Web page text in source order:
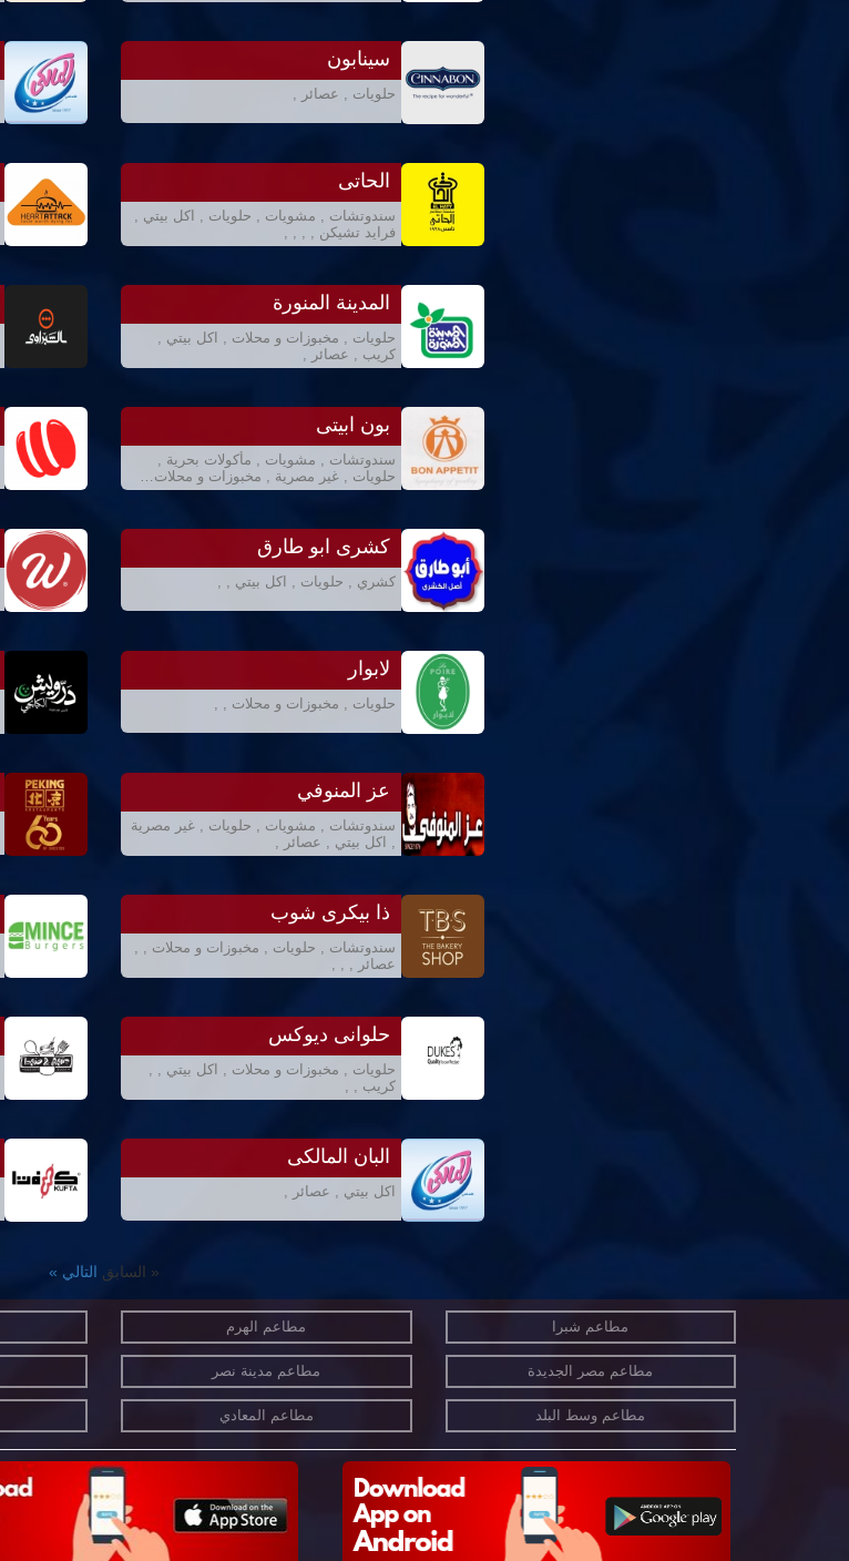
سينابون
حلويات , عصائر ,
الحاتى
سندوتشات , مشويات , حلويات , اكل بيتي ,
فرايد تشيكن , , , ,
المدينة المنورة
حلويات , مخبوزات و محلات , اكل بيتي ,
كريب , عصائر ,
بون ابيتى
سندوتشات , مشويات , مأكولات بحرية ,
حلويات , غير مصرية , مخبوزات و محلات…
كشرى ابو طارق
كشري , حلويات , اكل بيتي , ,
لابوار
حلويات , مخبوزات و محلات , ,
عز المنوفي
سندوتشات , مشويات , حلويات , غير مصرية
, اكل بيتي , عصائر ,
ذا بيكرى شوب
سندوتشات , حلويات , مخبوزات و محلات , ,
عصائر , , ,
حلوانى ديوكس
حلويات , مخبوزات و محلات , اكل بيتي , ,
كريب , ,
البان المالكى
اكل بيتي , عصائر ,
« السابق التالي »
مطاعم شبرا مطاعم الهرم
مطاعم مصر الجديدة مطاعم مدينة نصر
مطاعم وسط البلد مطاعم المعادي